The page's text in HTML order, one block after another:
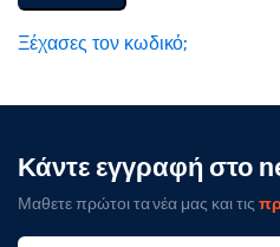
Ξέχασες τον κωδικό;
Κάντε εγγραφή στο
Μαθετε πρώτοι τα νέα μας και τις